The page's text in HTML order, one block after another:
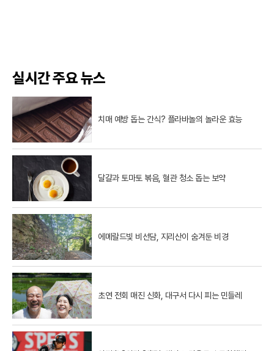
실시간 주요 뉴스
치매 예방 돕는 간식? 플라바놀의 놀라운 효능
달걀과 토마토 볶음, 혈관 청소 돕는 보약
에메랄드빛 비선담, 지리산이 숨겨둔 비경
초연 전회 매진 신화, 대구서 다시 피는 민들레